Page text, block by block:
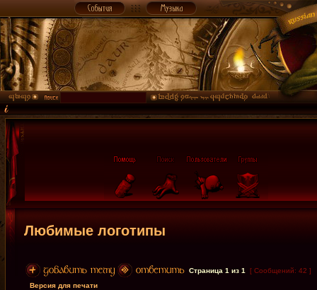
Любимые логотипы
Страница 1 из 1
[ Сообщений: 42 ]
Версия для печати